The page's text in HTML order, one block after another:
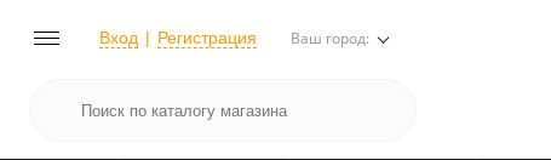
Вход Регистрация Ваш город: